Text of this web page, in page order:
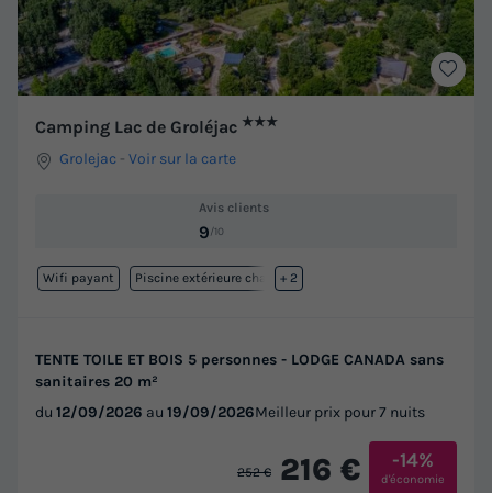
Camping Lac de Groléjac ★★★
Grolejac -Voir sur la carte
Avis clients
9/10
Wifi payant Piscine extérieure chauffée
+ 2
TENTE TOILE ET BOIS 5 personnes - LODGE CANADA sans
sanitaires 20 m²
du 12/09/2026 au 19/09/2026Meilleur prix pour 7 nuits
252 € 216 € -14%
d'économie